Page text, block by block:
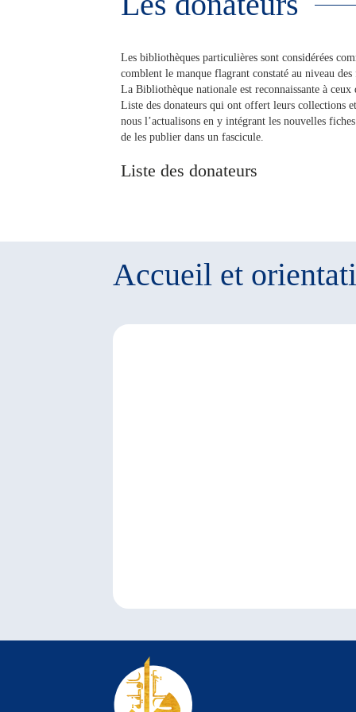
Les bibliothèques particulières sont considérées
comblent le manque flagrant constaté au niveau
La Bibliothèque nationale est reconnaissante à
Liste des donateurs qui ont offert leurs collections
nous l’actualisons en y intégrant les nouvelles
de les publier dans un fascicule.
Liste des donateurs
Accueil et